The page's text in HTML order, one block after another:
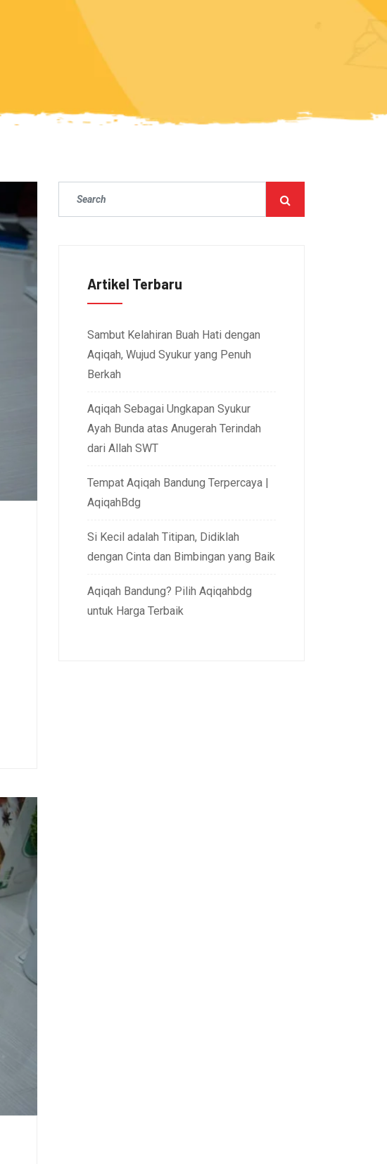
Artikel Terbaru
Sambut Kelahiran Buah Hati dengan
Aqiqah, Wujud Syukur yang Penuh
Berkah
Aqiqah Sebagai Ungkapan Syukur
Ayah Bunda atas Anugerah Terindah
dari Allah SWT
Tempat Aqiqah Bandung Terpercaya |
AqiqahBdg
Si Kecil adalah Titipan, Didiklah
dengan Cinta dan Bimbingan yang Baik
Aqiqah Bandung? Pilih Aqiqahbdg
untuk Harga Terbaik